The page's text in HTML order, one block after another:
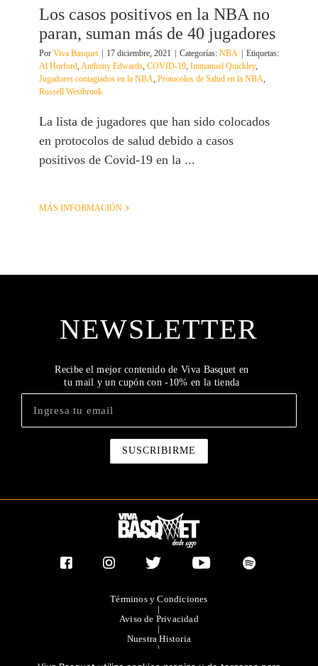
Los casos positivos en la NBA no
paran, suman más de 40 jugadores
Por Viva Basquet | 17 diciembre, 2021 | Categorías: NBA | Etiquetas:
Al Horford Anthony Edwards COVID-19 Immanuel Quickley,
Jugadores contagiados en la NBA Protocolos de Salud en la NBA
Russell Westbrook
La lista de jugadores que han sido colocados
en protocolos de salud debido a casos
positivos de Covid-19 en la ...
MÁS INFORMACIÓN
NEWSLETTER
Recibe el mejor contenido de Viva Basquet en
tu mail y un cupón con -10% en la tienda
Términos y Condiciones
|
Aviso de Privacidad
|
Nuestra Historia
|